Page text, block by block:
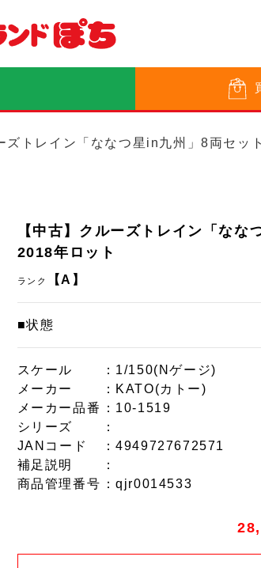
トレイン「ななつ星in九州」8両セッ
【中古】クルーズトレイン「なな
2018年ロット
ランク 【A】
■状態
スケール
：1/150(Nゲージ)
メーカー
：KATO(カトー)
メーカー品番
：10-1519
シリーズ
：
JANコード
：4949727672571
補足説明
：
商品管理番号 ：qjr0014533